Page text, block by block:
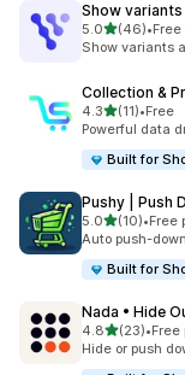
Show
5.0별 5개 중
(46)
총 리뷰 46개
•
Show variants
Collection &
4.3별 5개 중
(11)
총 리뷰 11개
•Free
Powerful data
Built for
Pushy | Push
5.0별 5개 중
(10)
총 리뷰 10개
•Free
Auto push-
Built for
Nada • Hide
4.8별 5개 중
(23)
총 리뷰 23개
•Free
Hide or push